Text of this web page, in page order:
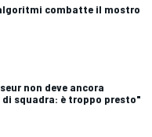
combatte il mostro
non deve ancora
squadra: è troppo presto"